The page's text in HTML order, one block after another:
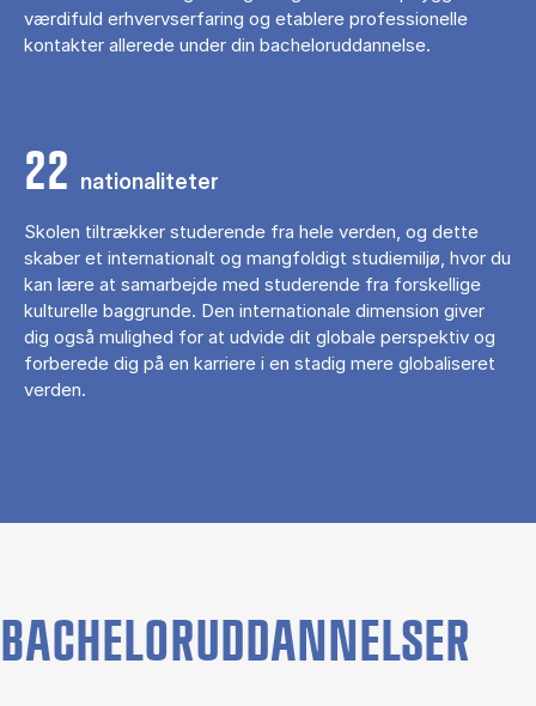
værdifuld erhvervserfaring og etablere professionelle
kontakter allerede under din bacheloruddannelse.
22 nationaliteter
Skolen tiltrækker studerende fra hele verden, og dette
skaber et internationalt og mangfoldigt studiemiljø, hvor du
kan lære at samarbejde med studerende fra forskellige
kulturelle baggrunde. Den internationale dimension giver
dig også mulighed for at udvide dit globale perspektiv og
forberede dig på en karriere i en stadig mere globaliseret
verden.
BACHELORUDDANNELSER